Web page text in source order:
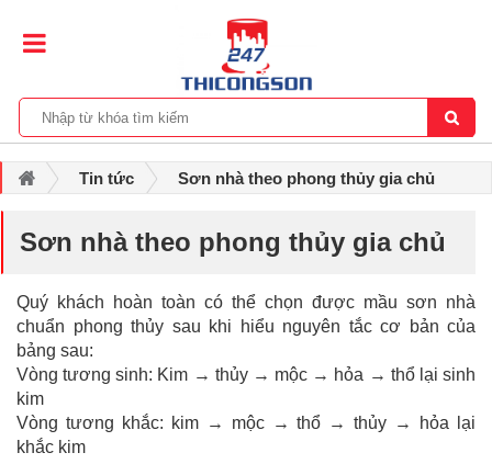
Tin tức Sơn nhà theo phong thủy gia chủ
Sơn nhà theo phong thủy gia chủ
Quý khách hoàn toàn có thể chọn được mầu sơn nhà
chuẩn phong thủy sau khi hiểu nguyên tắc cơ bản của
bảng sau:
Vòng tương sinh: Kim → thủy → mộc → hỏa → thổ lại sinh
kim
Vòng tương khắc: kim → mộc → thổ → thủy → hỏa lại
khắc kim